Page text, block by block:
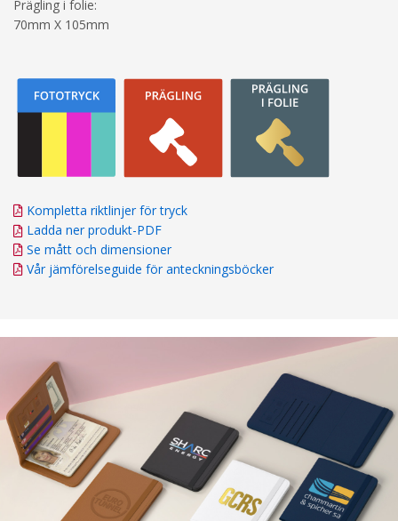
Prägling i folie:
70mm X 105mm
Kompletta riktlinjer för tryck
Ladda ner produkt-PDF
Se mått och dimensioner
Vår jämförelseguide för anteckningsböcker